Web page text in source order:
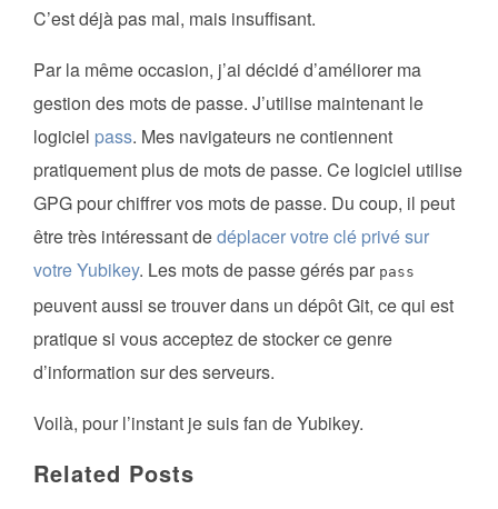
C’est déjà pas mal, mais insuffisant.
Par la même occasion, j’ai décidé d’améliorer ma
gestion des mots de passe. J’utilise maintenant le
logiciel pass. Mes navigateurs ne contiennent
pratiquement plus de mots de passe. Ce logiciel utilise
GPG pour chiffrer vos mots de passe. Du coup, il peut
être très intéressant dedéplacer votre clé privé sur
votre Yubikey. Les mots de passe gérés par pass
peuvent aussi se trouver dans un dépôt Git, ce qui est
pratique si vous acceptez de stocker ce genre
d’information sur des serveurs.
Voilà, pour l’instant je suis fan de Yubikey.
Related Posts